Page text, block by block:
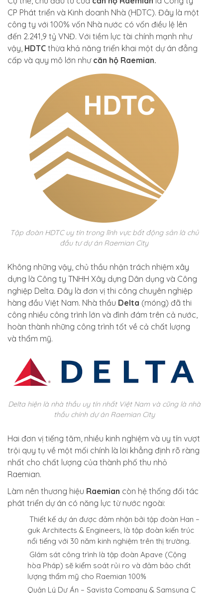
CP Phát triển và Kinh doanh Nhà (HDTC). Đây là một
công ty với 100% vốn Nhà nước có vốn điều lệ lên
đến 2.241,9 tỷ VNĐ. Với tiềm lực tài chính mạnh như
vậy, HDTC thừa khả năng triển khai một dự án đẳng
cấp và quy mô lớn như căn hộ Raemian.
Tập đoàn HDTC uy tín trong lĩnh vực bất động sản là chủ
đầu tư dự án Raemian City
Không những vậy, chủ thầu nhận trách nhiệm xây
dựng là Công ty TNHH Xây dựng Dân dụng và Công
nghiệp Delta. Đây là đơn vị thi công chuyên nghiệp
hàng đầu Việt Nam. Nhà thầu Delta (móng) đã thi
công nhiều công trình lớn và đình đám trên cả nước,
hoàn thành những công trình tốt về cả chất lượng
và thẩm mỹ.
Delta hiện là nhà thầu uy tín nhất Việt Nam và cũng là nhà
thầu chính dự án Raemian City
Hai đơn vị tiếng tăm, nhiều kinh nghiệm và uy tín vượt
trội quy tụ về một mối chính là lời khẳng định rõ ràng
nhất cho chất lượng của thành phố thu nhỏ
Raemian.
Làm nên thương hiệu Raemian còn hệ thống đối tác
phát triển dự án có năng lực từ nước ngoài:
Thiết kế dự án được đảm nhận bởi tập đoàn Han –
guk Architects & Engineers, là tập đoàn kiến trúc
nổi tiếng với 30 năm kinh nghiệm trên thị trường.
GIám sát công trình là tập đoàn Apave (Cộng
hòa Pháp) sẽ kiểm soát rủi ro và đảm bảo chất
lượng thẩm mỹ cho Raemian 100%
Quản Lý Dự Án – Savista Company & Samsung C